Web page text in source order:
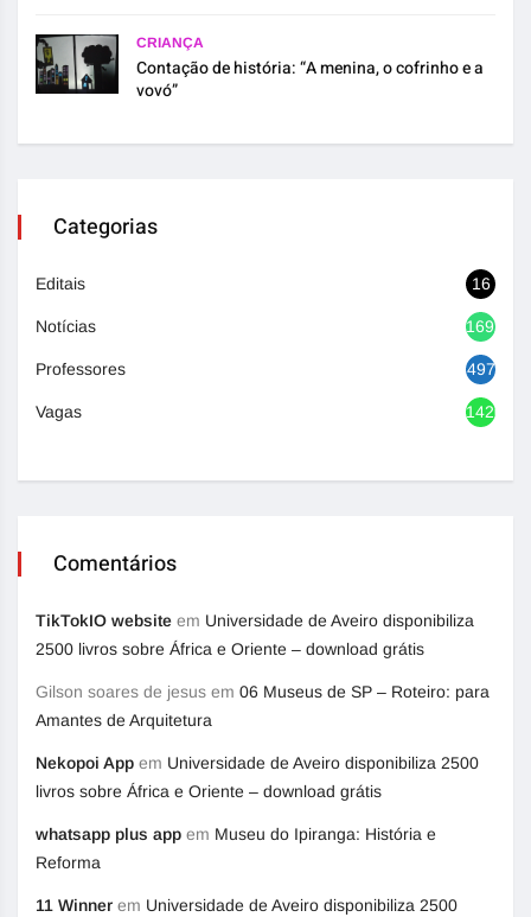
CRIANÇA
Contação de história: “A menina, o cofrinho e a
vovó”
Categorias
Editais 16
Notícias 1692
Professores 497
Vagas 1420
Comentários
TikTokIO website em Universidade de Aveiro disponibiliza
2500 livros sobre África e Oriente – download grátis
Gilson soares de jesus em 06 Museus de SP – Roteiro: para
Amantes de Arquitetura
Nekopoi App em Universidade de Aveiro disponibiliza 2500
livros sobre África e Oriente – download grátis
whatsapp plus app em Museu do Ipiranga: História e
Reforma
11 Winner em Universidade de Aveiro disponibiliza 2500